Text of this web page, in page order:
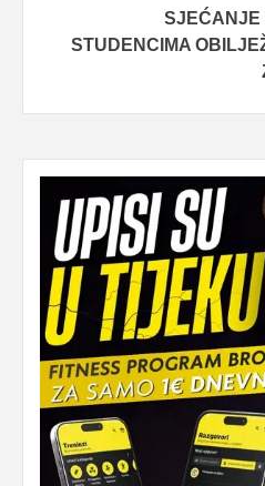
SJEĆANJE
STUDENCIMA